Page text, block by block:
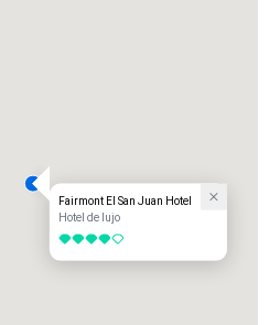
Fairmont El San Juan Hotel
Hotel de lujo
4 de 5